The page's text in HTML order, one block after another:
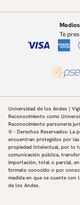
Te
Universidad de los Andes |
Reconocimiento como
Reconocimiento personería
© - Derechos Reservados: La
encuentran protegidos por
propiedad Intelectual, por lo
comunicación pública,
importación, total o parcial,
formato conocido o por
medida en que se cuente con
de los Andes.